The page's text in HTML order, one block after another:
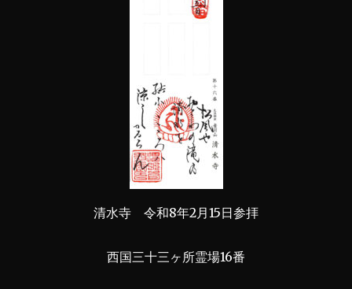
清水寺 令和8年2月15日参拝
西国三十三ヶ所霊場16番